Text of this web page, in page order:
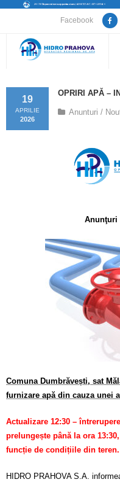
Facebook
Despre noi
Guvernanță Corporativă
Informații de interes
Calitatea apei
OPRIRI APĂ –
19
APRILIE
2026
Anunturi /
Anunţuri
Comuna Dumbrăvești, sat
furnizare apă din cauza unei
Actualizare 12:30 –
prelungește până la ora
funcție de condițiile din teren.
HIDRO PRAHOVA S.A.